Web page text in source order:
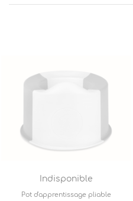
Indisponible
Pot d'apprentissage pliable